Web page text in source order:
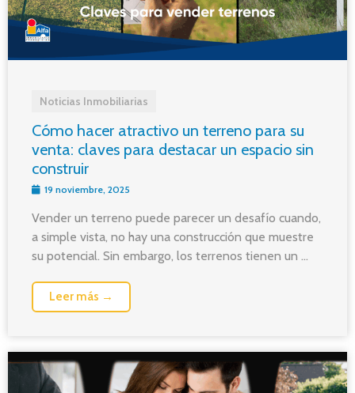
Noticias Inmobiliarias
Cómo hacer atractivo un terreno para su
venta: claves para destacar un espacio sin
construir
19 noviembre, 2025
Vender un terreno puede parecer un desafío cuando,
a simple vista, no hay una construcción que muestre
su potencial. Sin embargo, los terrenos tienen un ...
Leer más →